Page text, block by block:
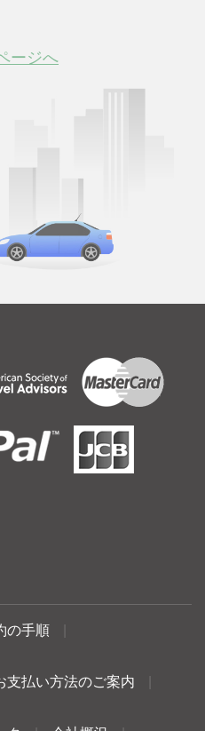
ージへ
の手順
支払い方法のご案内